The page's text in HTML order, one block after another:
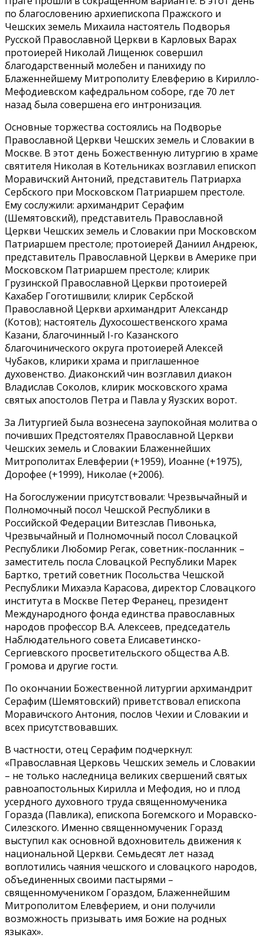
по благословению архиепископа Пражского и
Чешских земель Михаила настоятель Подворья
Русской Православной Церкви в Карловых Варах
протоиерей Николай Лищенюк совершил
благодарственный молебен и панихиду по
Блаженнейшему Митрополиту Елевферию в Кирилло-
Мефодиевском кафедральном соборе, где 70 лет
назад была совершена его интронизация.
Основные торжества состоялись на Подворье
Православной Церкви Чешских земель и Словакии в
Москве. В этот день Божественную литургию в храме
святителя Николая в Котельниках возглавил епископ
Моравичский Антоний, представитель Патриарха
Сербского при Московском Патриаршем престоле.
Ему сослужили: архимандрит Серафим
(Шемятовский), представитель Православной
Церкви Чешских земель и Словакии при Московском
Патриаршем престоле; протоиерей Даниил Андреюк,
представитель Православной Церкви в Америке при
Московском Патриаршем престоле; клирик
Грузинской Православной Церкви протоиерей
Кахабер Гоготишвили; клирик Сербской
Православной Церкви архимандрит Александр
(Котов); настоятель Духосошественского храма
Казани, благочинный I-го Казанского
благочинического округа протоиерей Алексей
Чубаков, клирики храма и приглашенное
духовенство. Диаконский чин возглавил диакон
Владислав Соколов, клирик московского храма
святых апостолов Петра и Павла у Яузских ворот.
За Литургией была вознесена заупокойная молитва о
почивших Предстоятелях Православной Церкви
Чешских земель и Словакии Блаженнейших
Митрополитах Елевферии (+1959), Иоанне (+1975),
Дорофее (+1999), Николае (+2006).
На богослужении присутствовали: Чрезвычайный и
Полномочный посол Чешской Республики в
Российской Федерации Витезслав Пивонька,
Чрезвычайный и Полномочный посол Словацкой
Республики Любомир Регак, советник-посланник –
заместитель посла Словацкой Республики Марек
Бартко, третий советник Посольства Чешской
Республики Михаэла Карасова, директор Словацкого
института в Москве Петер Феранец, президент
Международного фонда единства православных
народов профессор В.А. Алексеев, председатель
Наблюдательного совета Елисаветинско-
Сергиевского просветительского общества А.В.
Громова и другие гости.
По окончании Божественной литургии архимандрит
Серафим (Шемятовский) приветствовал епископа
Моравичского Антония, послов Чехии и Словакии и
всех присутствовавших.
В частности, отец Серафим подчеркнул:
«Православная Церковь Чешских земель и Словакии
– не только наследница великих свершений святых
равноапостольных Кирилла и Мефодия, но и плод
усердного духовного труда священномученика
Горазда (Павлика), епископа Богемского и Моравско-
Силезского. Именно священномученик Горазд
выступил как основной вдохновитель движения к
национальной Церкви. Семьдесят лет назад
воплотились чаяния чешского и словацкого народов,
объединенных своими пастырями –
священномучеником Гораздом, Блаженнейшим
Митрополитом Елевферием, и они получили
возможность призывать имя Божие на родных
языках».